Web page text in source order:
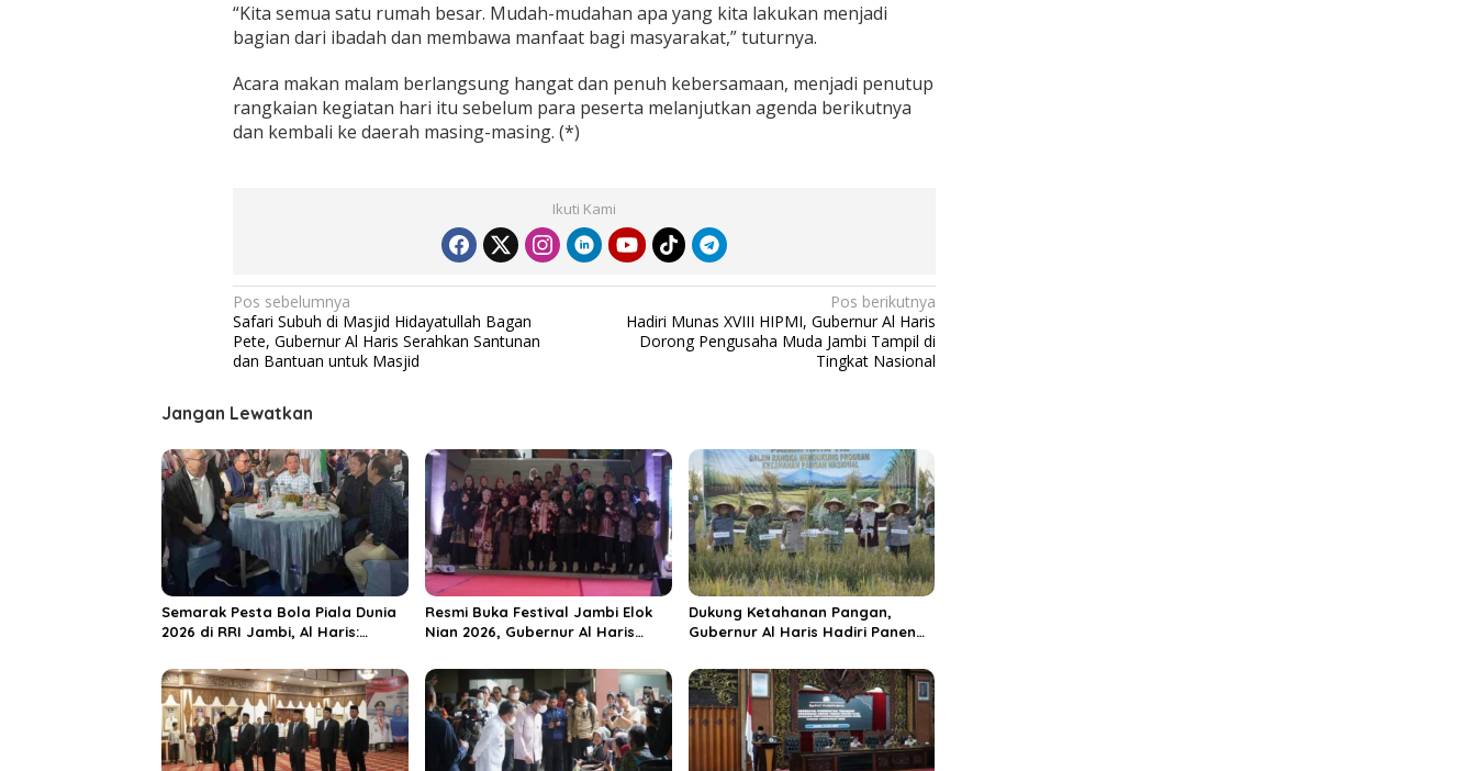
r
a
“Kita semua satu rumah besar. Mudah-mudahan apa yang kita lakukan menjadi
bagian dari ibadah dan membawa manfaat bagi masyarakat,” tuturnya.
Acara makan malam berlangsung hangat dan penuh kebersamaan, menjadi penutup
rangkaian kegiatan hari itu sebelum para peserta melanjutkan agenda berikutnya
dan kembali ke daerah masing-masing. (*)
Ikuti Kami
N
a
v
i
g
a
s
i
p
o
s
Pos sebelumnya
Safari Subuh di Masjid Hidayatullah Bagan
Pete, Gubernur Al Haris Serahkan Santunan
dan Bantuan untuk Masjid
Pos berikutnya
Hadiri Munas XVIII HIPMI, Gubernur Al Haris
Dorong Pengusaha Muda Jambi Tampil di
Tingkat Nasional
Jangan Lewatkan
Semarak Pesta Bola Piala Dunia
2026 di RRI Jambi, Al Haris:
Rakyat
Resmi Buka Festival Jambi Elok
Nian 2026, Gubernur Al Haris
Destinasi Wisata Budaya
Unggulan
Dukung Ketahanan Pangan,
Gubernur Al Haris Hadiri Panen
Tanjungjabung Timur